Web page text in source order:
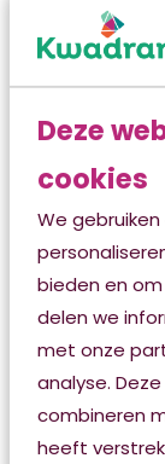
Deze
cookies
We
bieden en
delen we
met onze
analyse.
combineren
heeft
lastig zijn om
eenzaam
activiteiten,
Onze
nodig heeft
tijd te hebben.